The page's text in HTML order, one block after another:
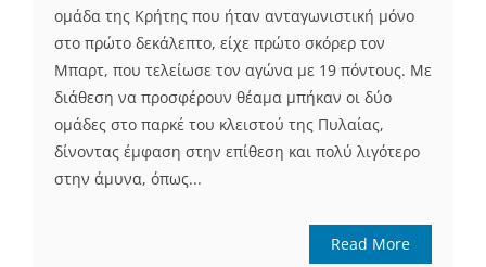
ομάδα της Κρήτης που ήταν ανταγωνιστική μόνο
στο πρώτο δεκάλεπτο, είχε πρώτο σκόρερ τον
Μπαρτ, που τελείωσε τον αγώνα με 19 πόντους. Με
διάθεση να προσφέρουν θέαμα μπήκαν οι δύο
ομάδες στο παρκέ του κλειστού της Πυλαίας,
δίνοντας έμφαση στην επίθεση και πολύ λιγότερο
στην άμυνα, όπως...
Read More